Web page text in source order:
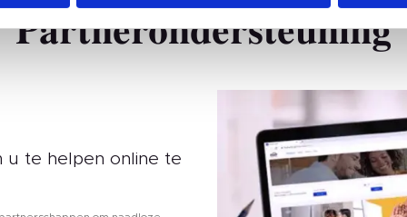
Partnerondersteuning
u te helpen online te